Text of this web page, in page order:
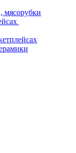
мясорубки